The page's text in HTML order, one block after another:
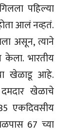
पहिल्या
आलं नव्हतं.
असून, त्याने
भारतीय
खेळाडू आहे.
दमदार खेळाचे
एकदिवसीय
67 च्या